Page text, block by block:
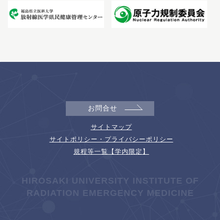
お問合せ
サイトマップ
サイトポリシー・プライバシーポリシー
規程等一覧【学内限定】
HIROSAKI UNIVERSITY INSTITUTE OF
RADIATION EMERGENCY MEDICINE